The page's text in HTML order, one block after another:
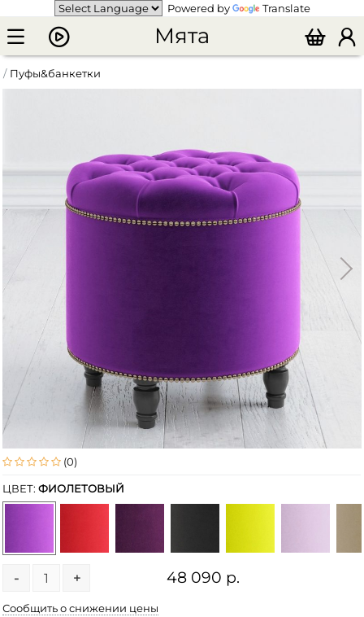
Powered by Translate
Мята
Пуфы&банкетки
Пуф большой открывающийся "Settee" однотонный
(0)
ЦВЕТ:ФИОЛЕТОВЫЙ
- + 48 090 р.
Сообщить о снижении цены